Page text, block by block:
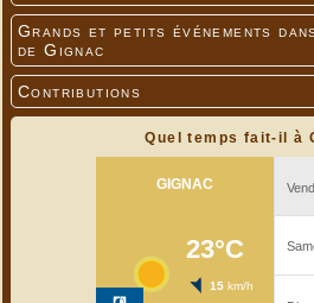
Grands et petits événements
de Gignac
Contributions
Quel temps fait-il à